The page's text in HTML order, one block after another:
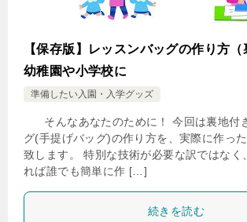
【保存版】レッスンバッグの作り方（
幼稚園や小学校に
準備したい入園・入学グッズ
そんなあなたのために！ 今回は裏地付
グ(手提げバッグ)の作り方を、実際に作っ
致します。 特別な技術が必要な訳ではなく
れば誰でも簡単に作 […]
続きを読む